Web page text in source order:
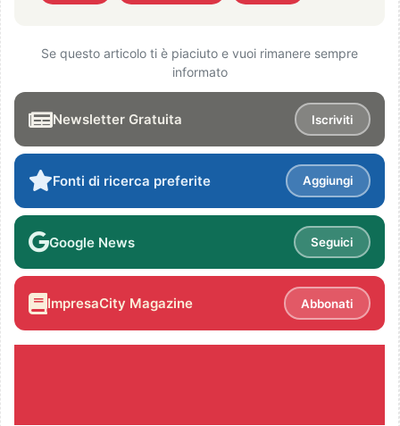
Se questo articolo ti è piaciuto e vuoi rimanere sempre
informato
Newsletter Gratuita Iscriviti
Fonti di ricerca preferite Aggiungi
Google News Seguici
ImpresaCity Magazine Abbonati